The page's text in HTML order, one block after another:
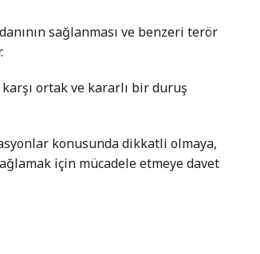
sağlanması ve benzeri terör
ortak ve kararlı bir duruş
konusunda dikkatli olmaya,
için mücadele etmeye davet